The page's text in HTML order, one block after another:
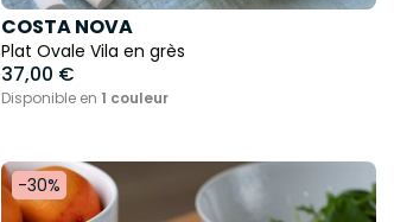
COSTA NOVA
Plat Ovale Vila en grès
37,00 €
Disponible en 1 couleur
-30%